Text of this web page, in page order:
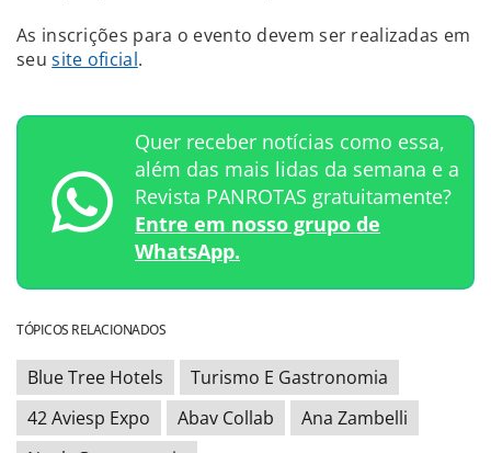
As inscrições para o evento devem ser realizadas em
seusite oficial.
Quer receber notícias como essa,
além das mais lidas da semana e a
Revista PANROTAS gratuitamente?
Entre em nosso grupo de
WhatsApp.
TÓPICOS RELACIONADOS
Blue Tree Hotels
Turismo E Gastronomia
42 Aviesp Expo
Abav Collab
Ana Zambelli